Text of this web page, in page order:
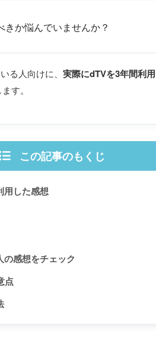
きか悩んでいませんか？
る人向けに、 実際にdTVを3年間利
ます。
この記事のもくじ
用した感想
感想をチェック
点